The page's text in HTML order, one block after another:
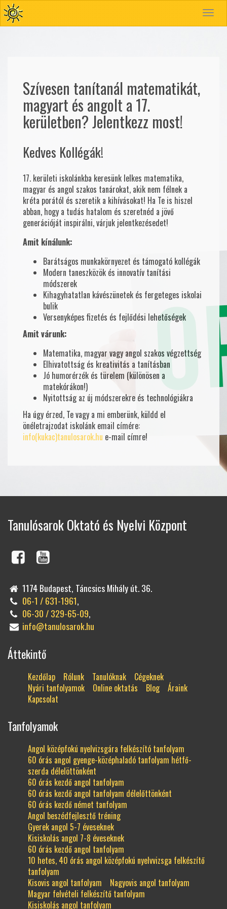
Toggle
Szívesen tanítanál matematikát,
magyart és angolt a 17.
kerületben? Jelentkezz most!
Kedves Kollégák!
17. kerületi iskolánkba keresünk lelkes matematika,
magyar és angol szakos tanárokat, akik nem félnek a
kréta porától és szeretik a kihívásokat! Ha Te is hiszel
abban, hogy a tudás hatalom és szeretnéd a jövő
generációját inspirálni, várjuk jelentkezésedet!
Amit kínálunk:
Barátságos munkakörnyezet és támogató kollégák
Modern taneszközök és innovatív tanítási
módszerek
Kihagyhatatlan kávészünetek és fergeteges iskolai
bulik
Versenyképes fizetés és fejlődési lehetőségek
Amit várunk:
Matematika, magyar vagy angol szakos végzettség
Elhivatottság és kreativitás a tanításban
Jó humorérzék és türelem (különösen a
matekórákon!)
Nyitottság az új módszerekre és technológiákra
Ha úgy érzed, Te vagy a mi emberünk, küldd el
önéletrajzodat iskolánk email címére:
info(kukac)tanulosarok.hu e-mail címre!
Tanulósarok Oktató és Nyelvi Központ
1174 Budapest, Táncsics Mihály út. 36.
06-1 / 631-1961,
06-30 / 329-65-09,
info@tanulosarok.hu
Áttekintő
Kezdőlap Rólunk Tanulóknak
Cégeknek
Nyári tanfolyamok
Online oktatás Blog
Áraink
Kapcsolat
Tanfolyamok
Angol középfokú nyelvizsgára felkészító tanfolyam
60 órás angol gyenge-középhaladó tanfolyam hétfő-
szerda délelöttönként
60 órás kezdő angol tanfolyam
60 órás kezdő angol tanfolyam délelőttönként
60 órás kezdő német tanfolyam
Angol beszédfejlesztő tréning
Gyerek angol 5-7 éveseknek
Kisiskolás angol 7-8 éveseknek
60 órás kezdő angol tanfolyam
10 hetes, 40 órás angol középfokú nyelvvizsga felkészítő
tanfolyam
Kisovis angol tanfolyam
Nagyovis angol tanfolyam
Magyar felvételi felkészítő tanfolyam
Kisiskolás angol tanfolyam